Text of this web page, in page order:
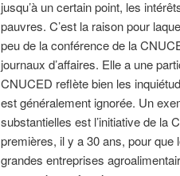
jusqu’à un certain point, les
pauvres. C’est la raison pour
peu de la conférence de la
journaux d’affaires. Elle a une
CNUCED reflète bien les
est généralement ignorée. Un
substantielles est l’initiative de la
premières, il y a 30 ans, pour
grandes entreprises